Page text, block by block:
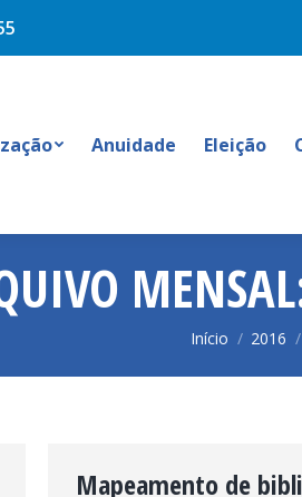
Anuidade Eleição
Você está
Início 2016
Mapeamento de